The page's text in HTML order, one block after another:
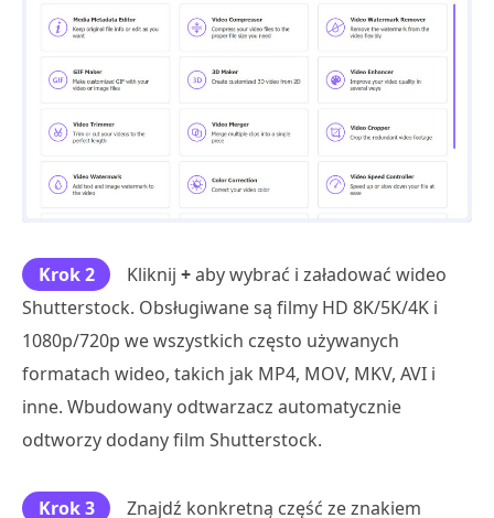
Krok 2 Kliknij +aby wybrać i załadować wideo
Shutterstock. Obsługiwane są filmy HD 8K/5K/4K i
1080p/720p we wszystkich często używanych
formatach wideo, takich jak MP4, MOV, MKV, AVI i
inne. Wbudowany odtwarzacz automatycznie
odtworzy dodany film Shutterstock.
Krok 3 Znajdź konkretną część ze znakiem